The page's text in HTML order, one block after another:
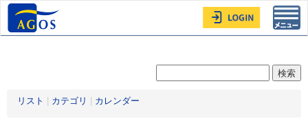
リスト カテゴリ カレンダー